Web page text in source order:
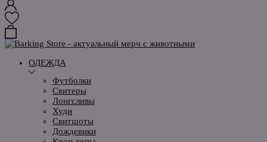
ОДЕЖДА
Футболки
Свитеры
Лонгсливы
Худи
Свитшоты
Дождевики